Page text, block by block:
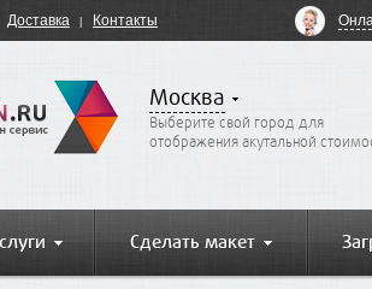
Доставка Контакты
Москва
Выберите свой город для
отображения акутальной
Сделать макет